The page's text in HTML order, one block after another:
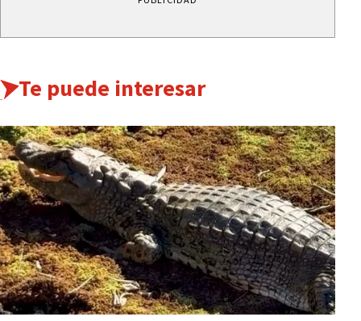
Te puede interesar